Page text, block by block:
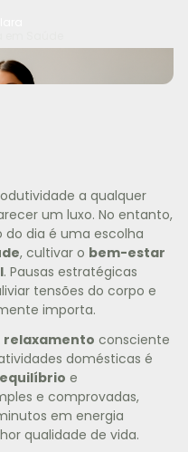
Saúde
a qualquer
um luxo. No entanto,
do dia é uma escolha
, cultivar o bem-estar
. Pausas estratégicas
tensões do corpo e
importa.
relaxamento consciente
domésticas é
equilíbrio e
e comprovadas,
em energia
qualidade de vida.